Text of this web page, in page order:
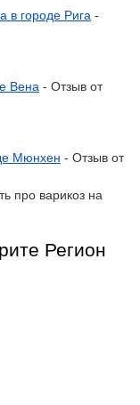
в городе Рига -
Вена - Отзыв от
Мюнхен - Отзыв от
про варикоз на
Регион